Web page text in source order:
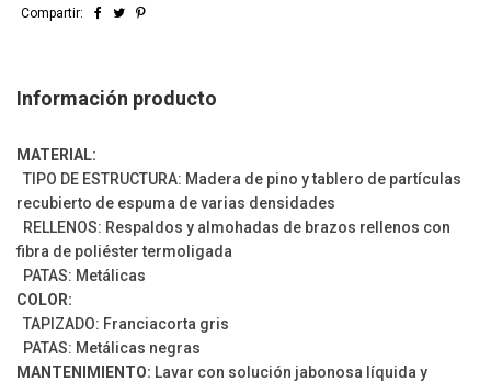
Compartir:
Información producto
MATERIAL:
TIPO DE ESTRUCTURA: Madera de pino y tablero de partículas
recubierto de espuma de varias densidades
RELLENOS: Respaldos y almohadas de brazos rellenos con
fibra de poliéster termoligada
PATAS: Metálicas
COLOR:
TAPIZADO: Franciacorta gris
PATAS: Metálicas negras
MANTENIMIENTO: Lavar con solución jabonosa líquida y